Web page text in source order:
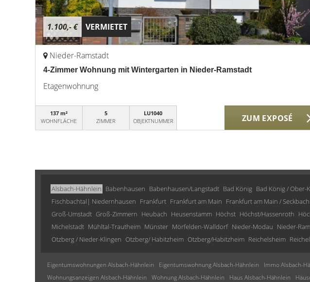
1.100,- € VERMIETET
Nieder-Ramstadt
4-Zimmer Wohnung mit Wintergarten in Nieder-Ramstadt
Etagenwohnung
137 m²
WOHNFLÄCHE
5
ZIMMER
LU1040
OBJEKTNUMMER
ZUM EXPOSÉ
Alsbach-Hähnlein Babenhausen Babenhausen/Langstadt Bad König Bad König / Ober-
Fischbachtal| Niedernhausen Frankfurt Frankfurt am Main Frankfurt am Main / Seckbach
Groß-Umstadt Groß-Zimmern Heubach Heusenstamm Höchst Höchst/Hassenroth
Michelstadt Mühltal-Trautheim Münster Mörfelden-Walldorf Nieder-Modau Nieder-
Otzberg / Nieder-Klingen Otzberg/ Habitzheim Otzberg/Habitzheim Reichelsheim
Eigentumswohnungen Alsbach-Hähnlein Eigentumswohnung Alsbach-Hähnlein Immo Alsbach-
Wohnungsanzeigen Alsbach-Hähnlein
Wohnung Alsbach-Hähnlein Haus Alsbach-Hähnlein